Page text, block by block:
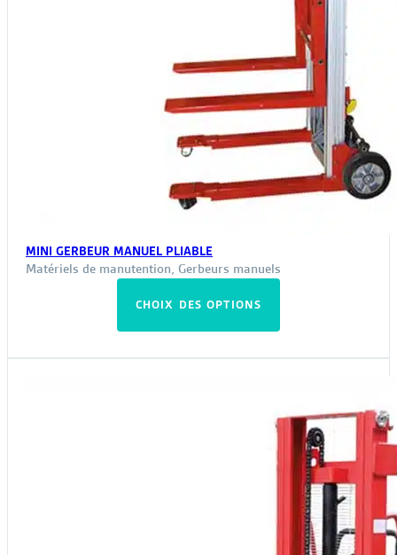
MINI GERBEUR MANUEL PLIABLE
Matériels de manutention, Gerbeurs manuels
CHOIX DES OPTIONS
a
plusieurs
options
peuvent
être
choisies